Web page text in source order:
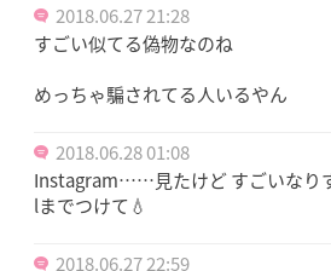
2018.06.27 21:28
すごい似てる偽物なのね
めっちゃ騙されてる人いるやん
2018.06.28 01:08
Instagram……見たけど すごいなり
lまでつけて💧
2018.06.27 22:59